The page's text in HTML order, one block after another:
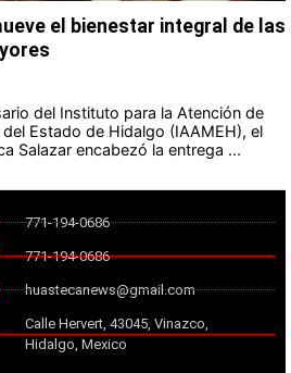
el bienestar integral de las
del Instituto para la Atención de
Estado de Hidalgo (IAAMEH), el
Salazar encabezó la entrega ...
771-194-0686
771-194-0686
huastecanews@gmail.com
Calle Hervert, 43045, Vinazco,
Hidalgo, Mexico